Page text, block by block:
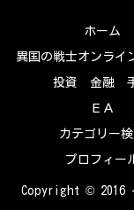
ホーム
異国の戦士オンライ
投資 金融
ＥＡ
カテゴリー
プロフィー
Copyright © 2016